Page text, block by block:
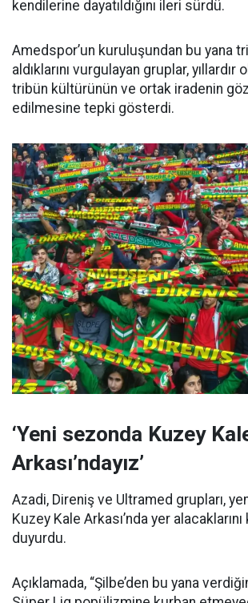
kendilerine dayatıldığını ileri sürdü.
Amedspor’un kuruluşundan bu yana
aldıklarını vurgulayan gruplar, yıllardır
tribün kültürünün ve ortak iradenin göz
edilmesine tepki gösterdi.
‘Yeni sezonda Kuzey
Arkası’ndayız’
Azadi, Direniş ve Ultramed grupları,
Kuzey Kale Arkası’nda yer
duyurdu.
Açıklamada, “Şilbe’den bu yana